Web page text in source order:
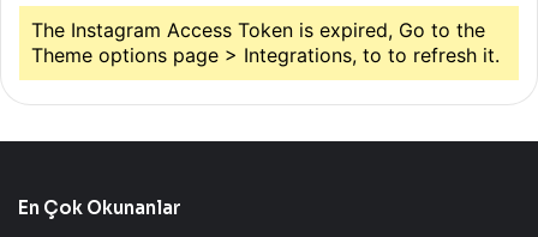
The Instagram Access Token is expired, Go to the
Theme options page > Integrations, to to refresh it.
En Çok Okunanlar